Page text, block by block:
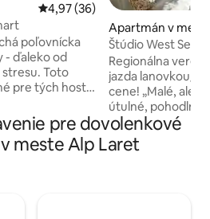
Priemerné ohodnotenie 4,97
4,97 (36)
poľovnícka
ďaleko od
Toto
pre tých hostí,
mobilný telefón
Apartmán v
Štúdio West
Regionálna
jazda lanovkou/deň v lete/na
cene! „Malé, ale pekné“ pre 1 – 2 osoby,
útulné, pohodlné,
izba – 20 m2 –
vhodnom pre
aktivity, len 80 m
pre dovolenkové
meste Alp Laret